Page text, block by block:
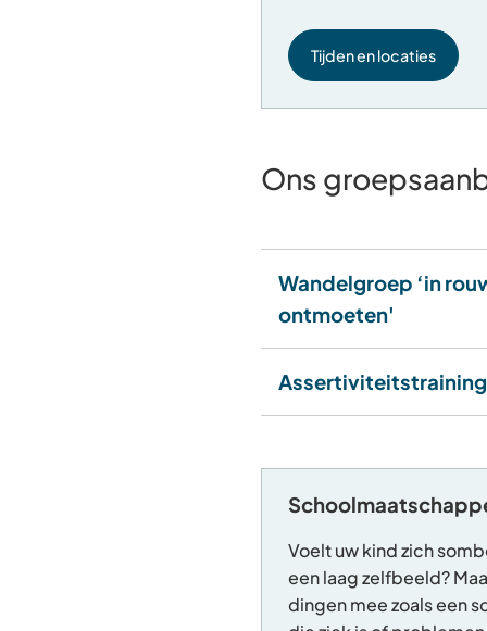
Tijden en locaties
Ons
Wandelgroep ‘in
ontmoeten'
Assertiviteitstraining
Voelt uw kind zich
een laag zelfbeeld?
dingen mee zoals een